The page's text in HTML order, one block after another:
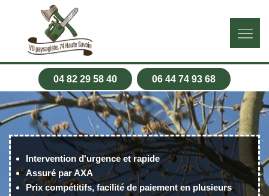
04 82 29 58 40 06 44 74 93 68
Intervention d'urgence et rapide
Assuré par AXA
Prix compétitifs, facilité de paiement en plusieurs